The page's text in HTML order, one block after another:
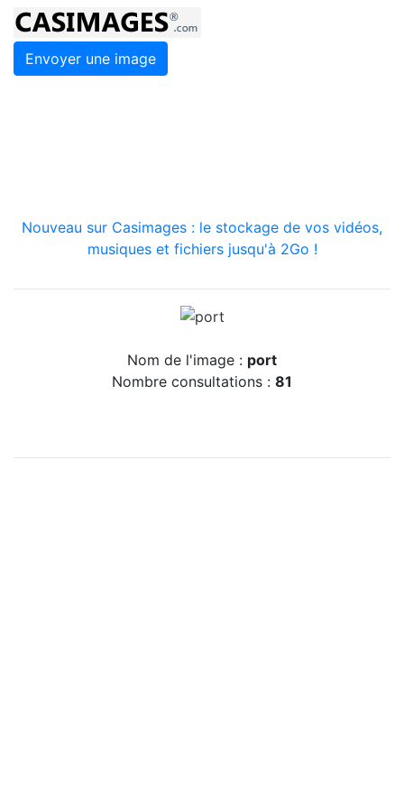
Envoyer une image
Nouveau sur Casimages : le stockage de vos vidéos,
musiques et fichiers jusqu'à 2Go !
Nom de l'image : port
Nombre consultations : 81